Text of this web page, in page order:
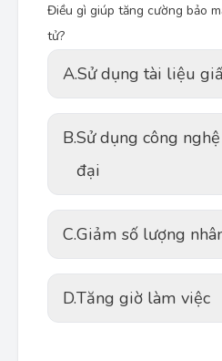
Điều gì giúp tăng cường bảo
tử?
A.Sử dụng tài liệu
B.Sử dụng công
đại
C.Giảm số lượng
D.Tăng giờ làm việc